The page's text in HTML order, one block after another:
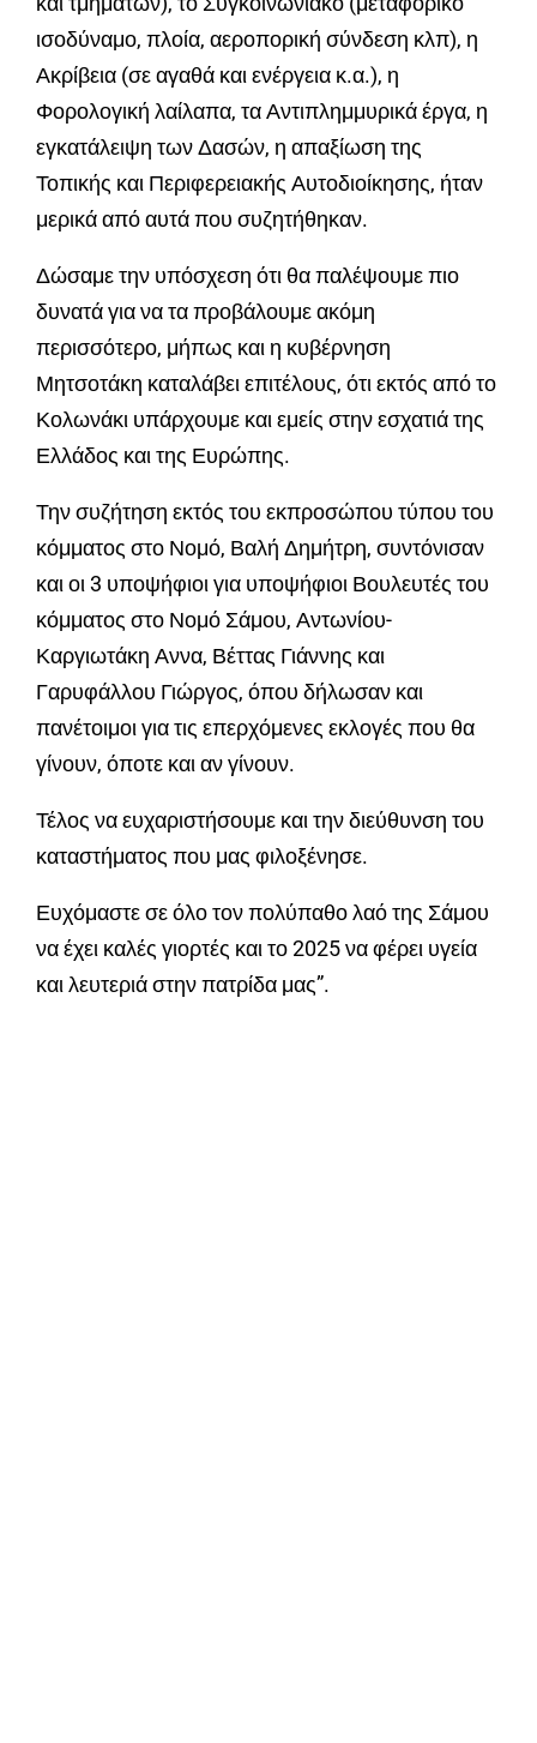
ισοδύναμο, πλοία, αεροπορική σύνδεση κλπ), η
Ακρίβεια (σε αγαθά και ενέργεια κ.α.), η
Φορολογική λαίλαπα, τα Αντιπλημμυρικά έργα, η
εγκατάλειψη των Δασών, η απαξίωση της
Τοπικής και Περιφερειακής Αυτοδιοίκησης, ήταν
μερικά από αυτά που συζητήθηκαν.
Δώσαμε την υπόσχεση ότι θα παλέψουμε πιο
δυνατά για να τα προβάλουμε ακόμη
περισσότερο, μήπως και η κυβέρνηση
Μητσοτάκη καταλάβει επιτέλους, ότι εκτός από το
Κολωνάκι υπάρχουμε και εμείς στην εσχατιά της
Ελλάδος και της Ευρώπης.
Την συζήτηση εκτός του εκπροσώπου τύπου του
κόμματος στο Νομό, Βαλή Δημήτρη, συντόνισαν
και οι 3 υποψήφιοι για υποψήφιοι Βουλευτές του
κόμματος στο Νομό Σάμου, Αντωνίου-
Καργιωτάκη Αννα, Βέττας Γιάννης και
Γαρυφάλλου Γιώργος, όπου δήλωσαν και
πανέτοιμοι για τις επερχόμενες εκλογές που θα
γίνουν, όποτε και αν γίνουν.
Τέλος να ευχαριστήσουμε και την διεύθυνση του
καταστήματος που μας φιλοξένησε.
Ευχόμαστε σε όλο τον πολύπαθο λαό της Σάμου
να έχει καλές γιορτές και το 2025 να φέρει υγεία
και λευτεριά στην πατρίδα μας”.